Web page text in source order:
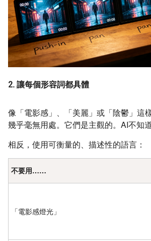
2. 讓每個形容詞都具體
像「電影感」、「美麗」或「陰鬱」這
幾乎毫無用處。它們是主觀的。AI不知
相反，使用可衡量的、描述性的語言：
不要用……
「電影感燈光」